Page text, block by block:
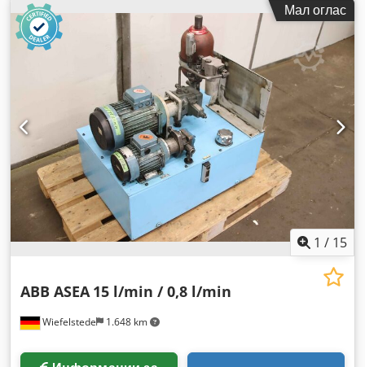
Мал оглас
1 / 15
Wiefelstede 1.648 km
ABB ASEA 15 l/min / 0,8 l/min